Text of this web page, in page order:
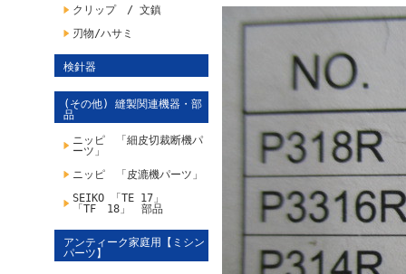
クリップ / 文鎮
刃物/ハサミ
検針器
(その他) 縫製関連機器・部
品
ニッピ 「細皮切裁断機パ
ーツ」
ニッピ 「皮漉機パーツ」
SEIKO 「TE 17」
「TF 18」 部品
アンティーク家庭用【ミシン
パーツ】